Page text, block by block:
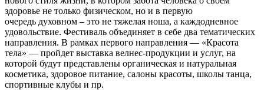
здоровье не только физическом, но и в первую
очередь духовном – это не тяжелая ноша, а каждодневное
удовольствие. Фестиваль объединяет в себе два тематических
направления. В рамках первого направления — «Красота
тела» — пройдет выставка велнес-продукции и услуг, на
которой будут представлены органическая и натуральная
косметика, здоровое питание, салоны красоты, школы танца,
спортивные клубы и пр.